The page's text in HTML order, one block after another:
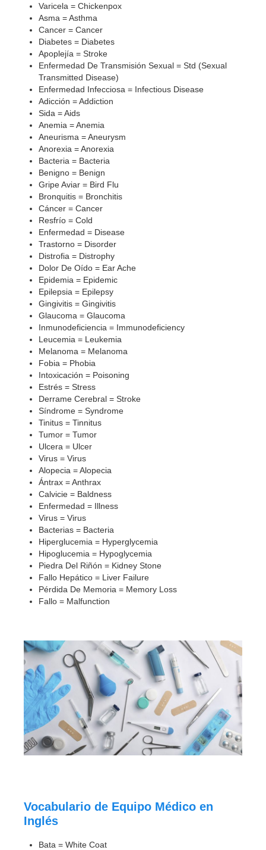
Varicela = Chickenpox
Asma = Asthma
Cancer = Cancer
Diabetes = Diabetes
Apoplejía = Stroke
Enfermedad De Transmisión Sexual = Std (Sexual
Transmitted Disease)
Enfermedad Infecciosa = Infectious Disease
Adicción = Addiction
Sida = Aids
Anemia = Anemia
Aneurisma = Aneurysm
Anorexia = Anorexia
Bacteria = Bacteria
Benigno = Benign
Gripe Aviar = Bird Flu
Bronquitis = Bronchitis
Cáncer = Cancer
Resfrío = Cold
Enfermedad = Disease
Trastorno = Disorder
Distrofia = Distrophy
Dolor De Oído = Ear Ache
Epidemia = Epidemic
Epilepsia = Epilepsy
Gingivitis = Gingivitis
Glaucoma = Glaucoma
Inmunodeficiencia = Immunodeficiency
Leucemia = Leukemia
Melanoma = Melanoma
Fobia = Phobia
Intoxicación = Poisoning
Estrés = Stress
Derrame Cerebral = Stroke
Síndrome = Syndrome
Tinitus = Tinnitus
Tumor = Tumor
Ulcera = Ulcer
Virus = Virus
Alopecia = Alopecia
Ántrax = Anthrax
Calvicie = Baldness
Enfermedad = Illness
Virus = Virus
Bacterias = Bacteria
Hiperglucemia = Hyperglycemia
Hipoglucemia = Hypoglycemia
Piedra Del Riñón = Kidney Stone
Fallo Hepático = Liver Failure
Pérdida De Memoria = Memory Loss
Fallo = Malfunction
Vocabulario de Equipo Médico en
Inglés
Bata = White Coat